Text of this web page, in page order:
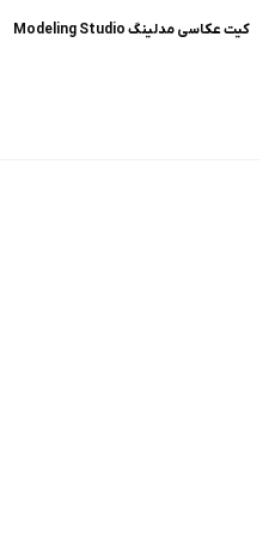
کیت عکاسی مدلینگ Modeling Studio